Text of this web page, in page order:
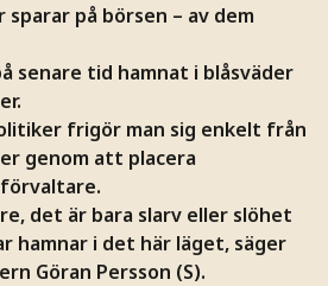
på börsen – av dem
senare tid hamnat i blåsväder
frigör man sig enkelt från
genom att placera
det är bara slarv eller slöhet
hamnar i det här läget, säger
Göran Persson (S).